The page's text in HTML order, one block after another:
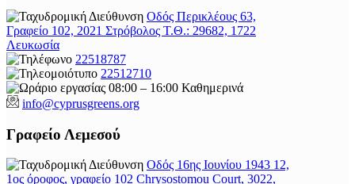
Οδός Περικλέους 63,
Γραφείο 102, 2021 Στρόβολος Τ.Θ.: 29682, 1722
Λευκωσία
22518787
22512710
08:00 – 16:00 Καθημερινά
info@cyprusgreens.org
Γραφείο Λεμεσού
Οδός 16ης Ιουνίου 1943 12,
1ος όροφος, γραφείο 102 Chrysostomou Court, 3022,